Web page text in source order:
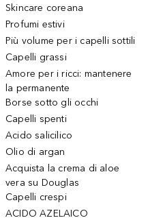
Skincare coreana
Profumi estivi
Più volume per i capelli sottili
Capelli grassi
Amore per i ricci: mantenere
la permanente
Borse sotto gli occhi
Capelli spenti
Acido salicilico
Olio di argan
Acquista la crema di aloe
vera su Douglas
Capelli crespi
ACIDO AZELAICO